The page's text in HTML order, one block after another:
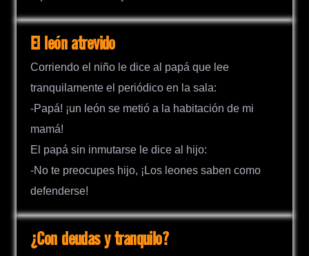
El león atrevido
Corriendo el niño le dice al papá que lee
tranquilamente el periódico en la sala:
-Papá! ¡un león se metió a la habitación de mi
mamá!
El papá sin inmutarse le dice al hijo:
-No te preocupes hijo, ¡Los leones saben como
defenderse!
¿Con deudas y tranquilo?